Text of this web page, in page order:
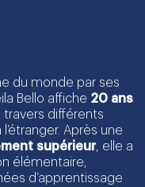
du monde par ses
Bello affiche 20 ans
travers différents
Après une
supérieur, elle a
élémentaire,
d’apprentissage